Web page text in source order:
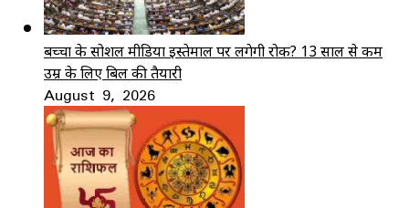
बच्चों के सोशल मीडिया इस्तेमाल पर लगेगी रोक? 13 साल से कम
उम्र के लिए बिल की तैयारी
August 9, 2026